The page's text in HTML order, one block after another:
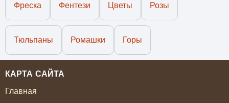
Фреска Фентези Цветы Розы
Тюльпаны Ромашки Горы
КАРТА САЙТА
Главная